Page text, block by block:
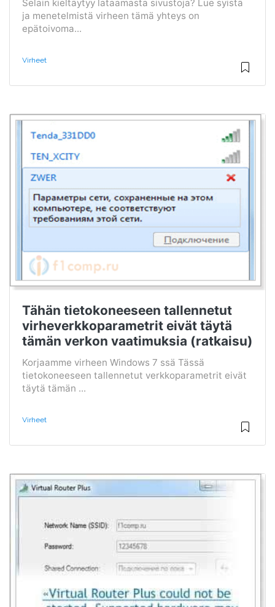
Selain kieltäytyy lataamasta sivustoja? Lue syistä
ja menetelmistä virheen tämä yhteys on
epätoivoma...
Virheet
Tähän tietokoneeseen tallennetut
virheverkkoparametrit eivät täytä
tämän verkon vaatimuksia (ratkaisu)
Korjaamme virheen Windows 7 ssä Tässä
tietokoneeseen tallennetut verkkoparametrit eivät
täytä tämän ...
Virheet